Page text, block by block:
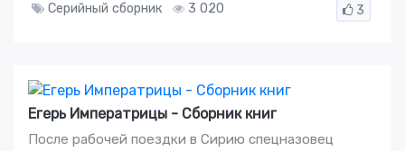
Серийный сборник 3 020 3
Егерь Императрицы - Сборник книг
После рабочей поездки в Сирию спецназовец